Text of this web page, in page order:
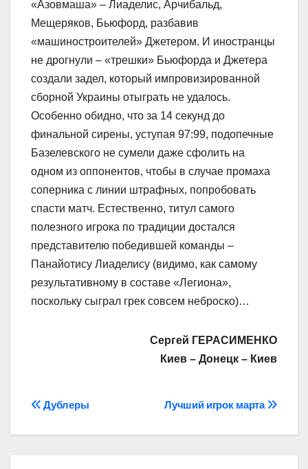
«Азовмаша» – Лиаделис, Арчибальд,
Мещеряков, Бьюфорд, разбавив
«машиностроителей» Джетером. И иностранцы
не дрогнули – «трешки» Бьюфорда и Джетера
создали задел, который импровизированной
сборной Украины отыграть не удалось.
Особенно обидно, что за 14 секунд до
финальной сирены, уступая 97:99, подопечные
Базелевского не сумели даже сфолить на
одном из оппонентов, чтобы в случае промаха
соперника с линии штрафных, попробовать
спасти матч. Естественно, титул самого
полезного игрока по традиции достался
представителю победившей команды –
Панайотису Лиаделису (видимо, как самому
результативному в составе «Легиона»,
поскольку сыграл грек совсем неброско)…
Сергей ГЕРАСИМЕНКО
Киев – Донецк – Киев
Навігація
записів
Лучший игрок марта
Дублеры